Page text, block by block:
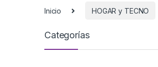
Inicio HOGAR y TECNO
Categorías